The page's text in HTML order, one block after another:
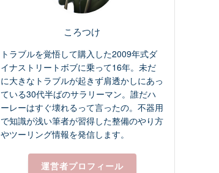
ころつけ
トラブルを覚悟して購入した2009年式ダ
イナストリートボブに乗って16年。未だ
に大きなトラブルが起きず肩透かしにあっ
ている30代半ばのサラリーマン。誰だハ
ーレーはすぐ壊れるって言ったの。不器用
で知識が浅い筆者が習得した整備のやり方
やツーリング情報を発信します。
運営者プロフィール